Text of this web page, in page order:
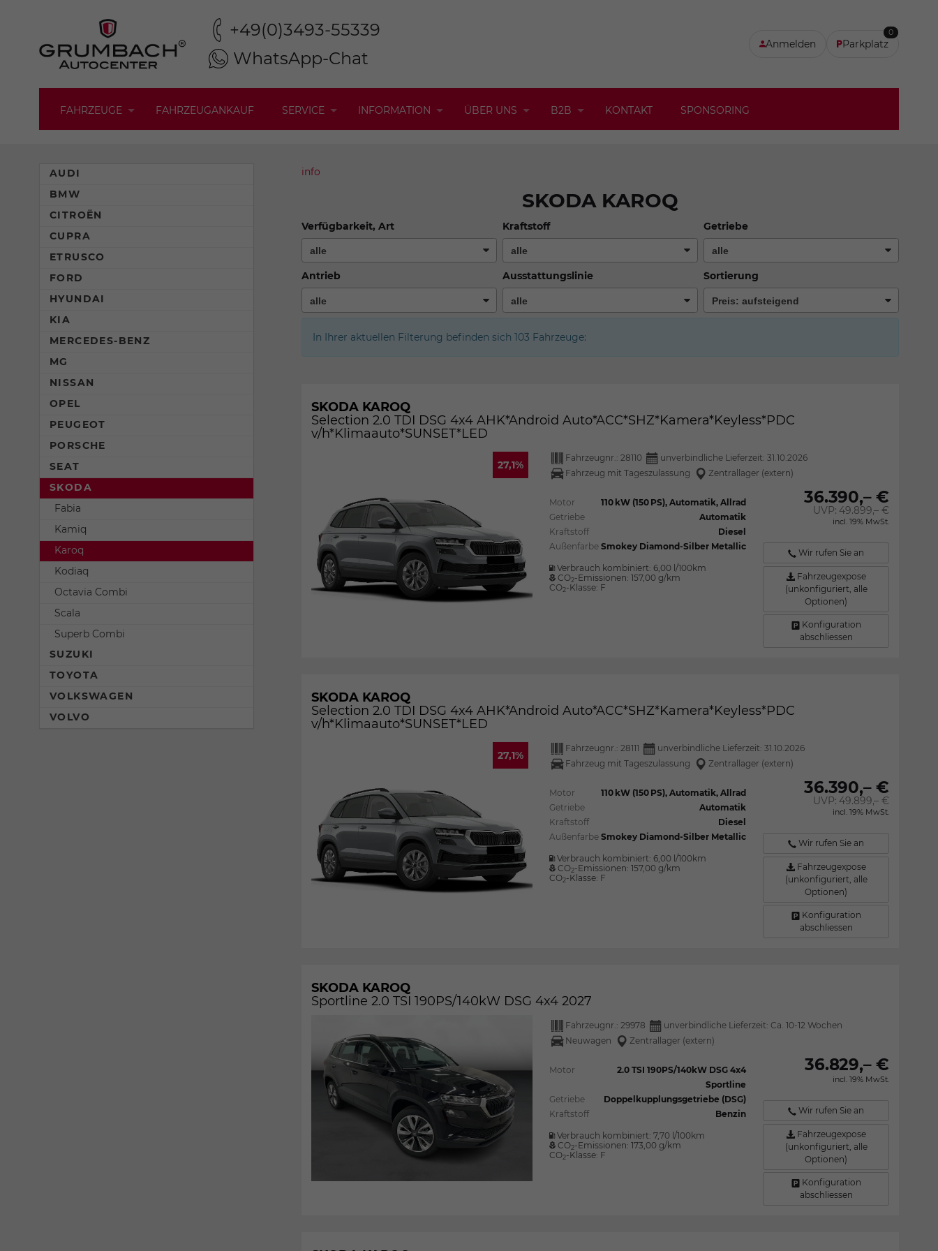
+49(0)3493-55339
WhatsApp-Chat
Anmelden Parkplatz
0
FAHRZEUGE FAHRZEUGANKAUF SERVICE INFORMATION ÜBER UNS B2B KONTAKT SPONSORING
info
SKODA KAROQ
Verfügbarkeit, Art Kraftstoff Getriebe
Antrieb Ausstattungslinie Sortierung
In Ihrer aktuellen Filterung befinden sich 103 Fahrzeuge:
SKODA KAROQ
Selection 2.0 TDI DSG 4x4 AHK*Android Auto*ACC*SHZ*Kamera*Keyless*PDC
v/h*Klimaauto*SUNSET*LED
27,1%
Fahrzeugnr.: 28110 unverbindliche Lieferzeit: 31.10.2026
Fahrzeug mit Tageszulassung
Zentrallager (extern)
Motor
110 kW (150 PS), Automatik, Allrad
Getriebe
Automatik
Kraftstoff
Diesel
Außenfarbe Smokey Diamond-Silber Metallic
Verbrauch kombiniert: 6,00 l/100km
CO2-Emissionen: 157,00 g/km
CO2-Klasse: F
36.390,– €
UVP: 49.899,– €
incl. 19% MwSt.
Wir rufen Sie an
Fahrzeugexpose
(unkonfiguriert, alle
Optionen)
Konfiguration
abschliessen
SKODA KAROQ
Selection 2.0 TDI DSG 4x4 AHK*Android Auto*ACC*SHZ*Kamera*Keyless*PDC
v/h*Klimaauto*SUNSET*LED
27,1%
Fahrzeugnr.: 28111 unverbindliche Lieferzeit: 31.10.2026
Fahrzeug mit Tageszulassung
Zentrallager (extern)
Motor
110 kW (150 PS), Automatik, Allrad
Getriebe
Automatik
Kraftstoff
Diesel
Außenfarbe Smokey Diamond-Silber Metallic
Verbrauch kombiniert: 6,00 l/100km
CO2-Emissionen: 157,00 g/km
CO2-Klasse: F
36.390,– €
UVP: 49.899,– €
incl. 19% MwSt.
Wir rufen Sie an
Fahrzeugexpose
(unkonfiguriert, alle
Optionen)
Konfiguration
abschliessen
SKODA KAROQ
Sportline 2.0 TSI 190PS/140kW DSG 4x4 2027
Fahrzeugnr.: 29978
unverbindliche Lieferzeit: Ca. 10-12 Wochen
Neuwagen
Zentrallager (extern)
Motor
2.0 TSI 190PS/140kW DSG 4x4
Sportline
Getriebe
Doppelkupplungsgetriebe (DSG)
Kraftstoff
Benzin
Verbrauch kombiniert: 7,70 l/100km
CO2-Emissionen: 173,00 g/km
CO2-Klasse: F
36.829,– €
incl. 19% MwSt.
Wir rufen Sie an
Fahrzeugexpose
(unkonfiguriert, alle
Optionen)
Konfiguration
abschliessen
AUDI
BMW
CITROËN
CUPRA
ETRUSCO
FORD
HYUNDAI
KIA
MERCEDES-BENZ
MG
NISSAN
OPEL
PEUGEOT
PORSCHE
SEAT
SKODA
Fabia
Kamiq
Karoq
Kodiaq
Octavia Combi
Scala
Superb Combi
SUZUKI
TOYOTA
VOLKSWAGEN
VOLVO